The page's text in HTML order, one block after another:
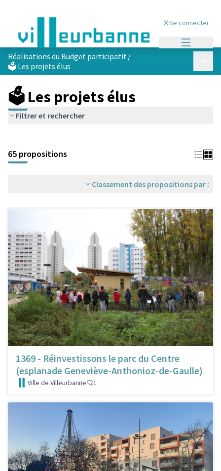
Se connecter
Réalisations du Budget participatif /
🗳️ Les projets élus
🗳️ Les projets élus
Filtrer et rechercher
+
−
65 propositions
Classement des propositions par :
1369 - Réinvestissons le parc du Centre
(esplanade Geneviève-Anthonioz-de-Gaulle)
Ville de Villeurbanne 1